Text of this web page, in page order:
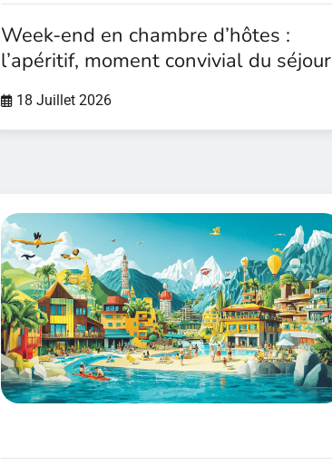
Week-end en chambre d’hôtes :
l’apéritif, moment convivial du séjour
18 Juillet 2026